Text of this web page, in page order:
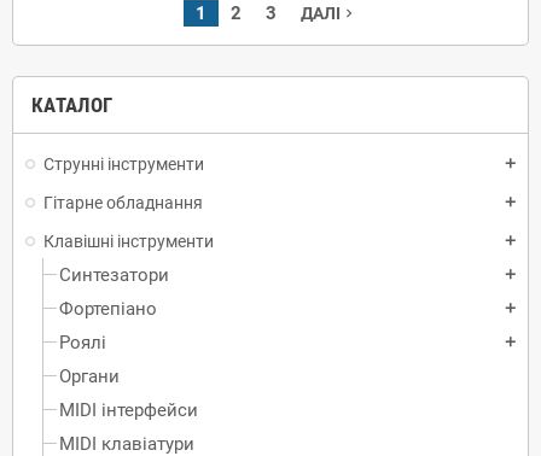
КАТАЛОГ
Струнні інструменти add
Гітарне обладнання add
Клавішні інструменти add
Синтезатори add
Фортепіано add
Роялі add
Органи
MIDI інтерфейси
MIDI клавіатури
1
2 3 ДАЛІ navigate_next